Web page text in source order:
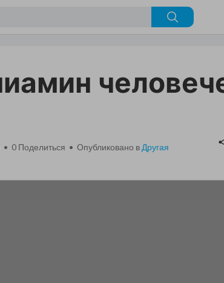
• 0 Поделиться • Опубликовано в Другая